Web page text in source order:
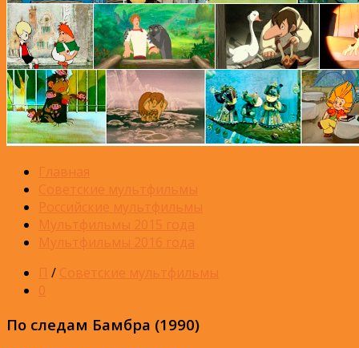
Главная
Советские мультфильмы
Российские мультфильмы
Мультфильмы 2015 года
Мультфильмы 2016 года
П / Советские мультфильмы
0
По следам Бамбра (1990)